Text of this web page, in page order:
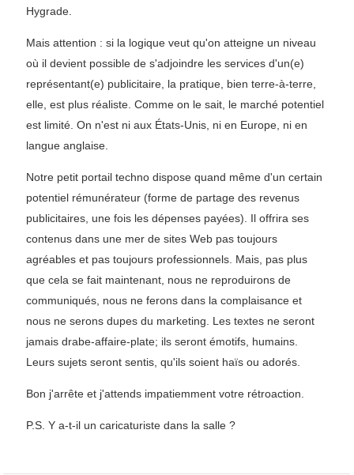
Hygrade.
Mais attention : si la logique veut qu'on atteigne un niveau
où il devient possible de s'adjoindre les services d'un(e)
représentant(e) publicitaire, la pratique, bien terre-à-terre,
elle, est plus réaliste. Comme on le sait, le marché potentiel
est limité. On n'est ni aux États-Unis, ni en Europe, ni en
langue anglaise.
Notre petit portail techno dispose quand même d'un certain
potentiel rémunérateur (forme de partage des revenus
publicitaires, une fois les dépenses payées). Il offrira ses
contenus dans une mer de sites Web pas toujours
agréables et pas toujours professionnels. Mais, pas plus
que cela se fait maintenant, nous ne reproduirons de
communiqués, nous ne ferons dans la complaisance et
nous ne serons dupes du marketing. Les textes ne seront
jamais drabe-affaire-plate; ils seront émotifs, humains.
Leurs sujets seront sentis, qu'ils soient haïs ou adorés.
Bon j'arrête et j'attends impatiemment votre rétroaction.
P.S. Y a-t-il un caricaturiste dans la salle ?